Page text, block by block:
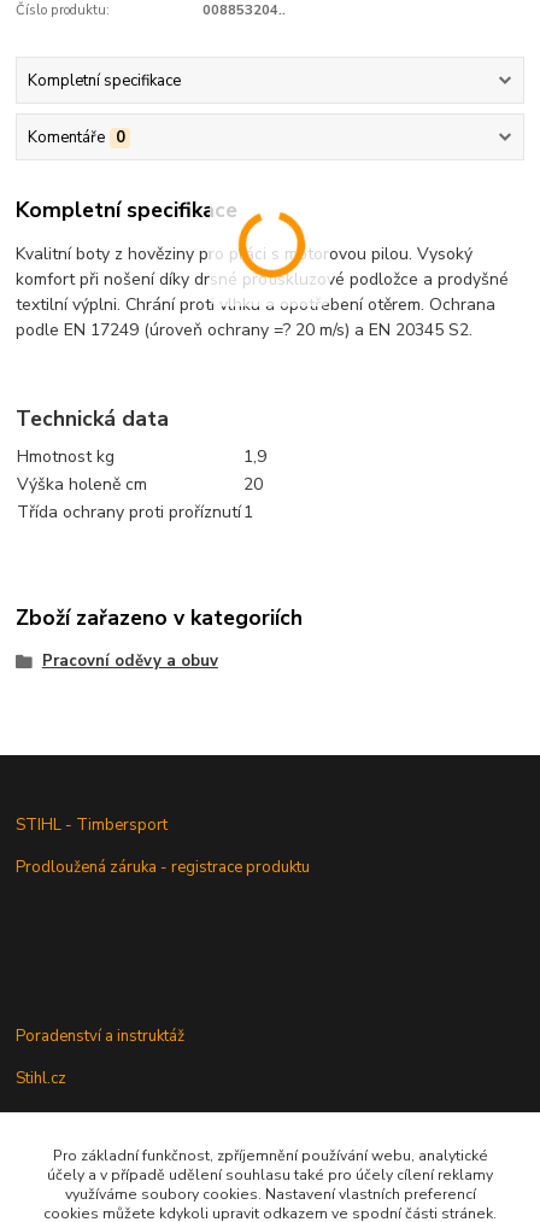
Číslo produktu: 008853204..
Kompletní specifikace
Komentáře 0
Kompletní specifikace
Kvalitní boty z hověziny pro práci s motorovou pilou. Vysoký
komfort při nošení díky drsné protiskluzové podložce a prodyšné
textilní výplni. Chrání proti vlhku a opotřebení otěrem. Ochrana
podle EN 17249 (úroveň ochrany =? 20 m/s) a EN 20345 S2.
Technická data
Hmotnost kg
1,9
Výška holeně cm
20
Třída ochrany proti proříznutí1
Zboží zařazeno v kategoriích
Pracovní oděvy a obuv
STIHL - Timbersport
Prodloužená záruka - registrace produktu
Poradenství a instruktáž
Stihl.cz
Údržba a servis
Rady a praktické informace
Pro základní funkčnost, zpříjemnění používání webu, analytické
účely a v případě udělení souhlasu také pro účely cílení reklamy
využíváme soubory cookies. Nastavení vlastních preferencí
cookies můžete kdykoli upravit odkazem ve spodní části stránek.